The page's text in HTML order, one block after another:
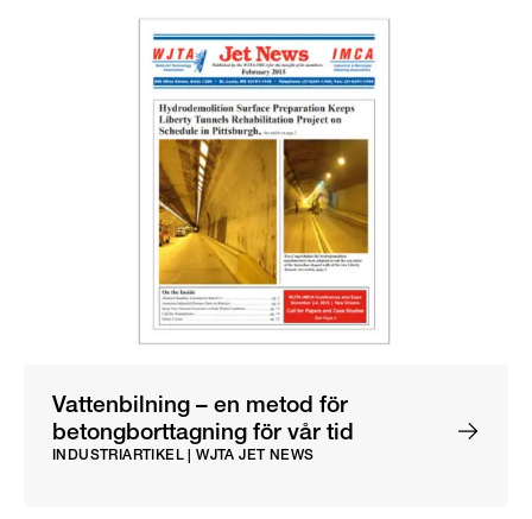
Vattenbilning – en metod för
betongborttagning för vår tid
INDUSTRIARTIKEL | WJTA JET NEWS